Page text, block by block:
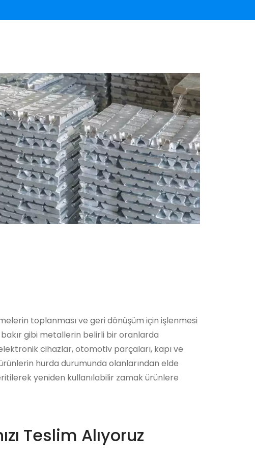
toplanması ve geri dönüşüm için işlenmesi
gibi metallerin belirli bir oranlarda
cihazlar, otomotiv parçaları, kapı ve
hurda durumunda olanlarından elde
yeniden kullanılabilir zamak ürünlere
Teslim Alıyoruz